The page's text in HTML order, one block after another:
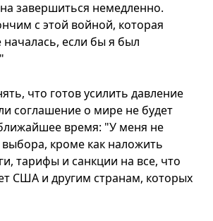
завершиться немедленно.
с этой войной, которая
началась, если бы я был
что готов усилить давление
соглашение о мире не будет
время: "У меня не
выбора, кроме как наложить
тарифы и санкции на все, что
США и другим странам, которых